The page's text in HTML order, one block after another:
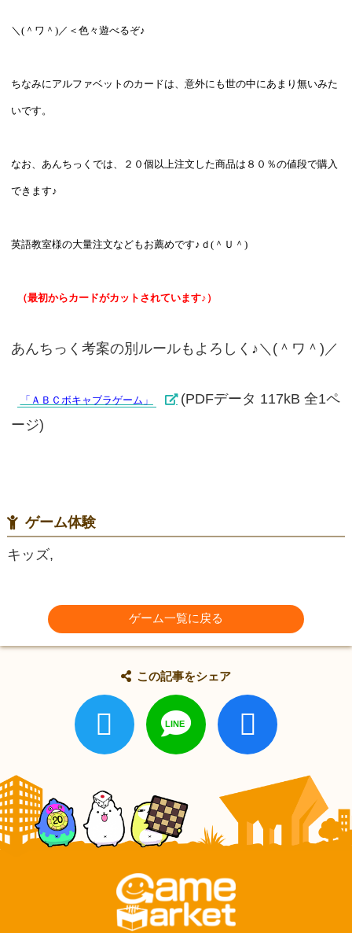
＼(＾ワ＾)／＜色々遊べるぞ♪
ちなみにアルファベットのカードは、意外にも世の中にあまり無いみた
いです。
なお、あんちっくでは、２０個以上注文した商品は８０％の値段で購入
できます♪
英語教室様の大量注文などもお薦めです♪ｄ(＾Ｕ＾)
（最初からカードがカットされています♪）
あんちっく考案の別ルールもよろしく♪＼(＾ワ＾)／
「ＡＢＣボキャブラゲーム」
(PDFデータ 117kB 全1ペ
ージ)
ゲーム体験
キッズ,
ゲーム一覧に戻る
この記事をシェア